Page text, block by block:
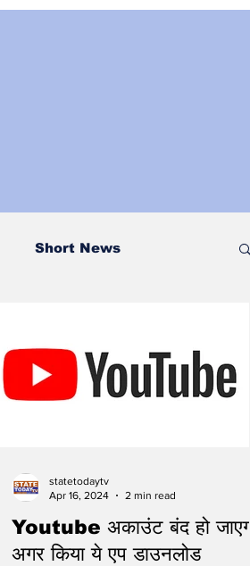
Short News
Youtube अकाउंट बंद हो जाएगा
अगर किया ये एप डाउनलोड
statetodaytv
Apr 16, 2024
2 min read